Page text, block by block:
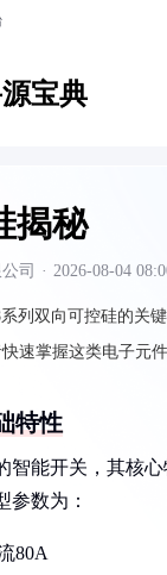
宝典
揭秘
司 · 2026-08-04
列双向可控硅的关
速掌握这类电子元件
特性
智能开关，其核
参数为：
80A